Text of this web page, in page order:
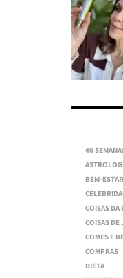
40
BEM-ESTAR
COISAS DA
COISAS DE
COMES E
COMPRAS
DIETA